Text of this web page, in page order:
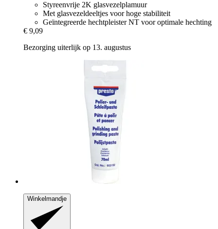
Styreenvrije 2K glasvezelplamuur
Met glasvezeldeeltjes voor hoge stabiliteit
Geïntegreerde hechtpleister NT voor optimale hechting
€ 9,09
Bezorging uiterlijk op 13. augustus
Winkelmandje